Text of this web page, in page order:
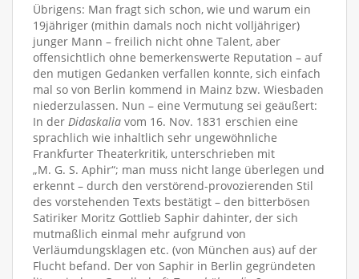
Übrigens: Man fragt sich schon, wie und warum ein
19jähriger (mithin damals noch nicht volljähriger)
junger Mann – freilich nicht ohne Talent, aber
offensichtlich ohne bemerkenswerte Reputation – auf
den mutigen Gedanken verfallen konnte, sich einfach
mal so von Berlin kommend in Mainz bzw. Wiesbaden
niederzulassen. Nun – eine Vermutung sei geäußert:
In der Didaskalia vom 16. Nov. 1831 erschien eine
sprachlich wie inhaltlich sehr ungewöhnliche
Frankfurter Theaterkritik, unterschrieben mit
„M. G. S. Aphir“; man muss nicht lange überlegen und
erkennt – durch den verstörend-provozierenden Stil
des vorstehenden Texts bestätigt – den bitterbösen
Satiriker Moritz Gottlieb Saphir dahinter, der sich
mutmaßlich einmal mehr aufgrund von
Verläumdungsklagen etc. (von München aus) auf der
Flucht befand. Der von Saphir in Berlin gegründeten